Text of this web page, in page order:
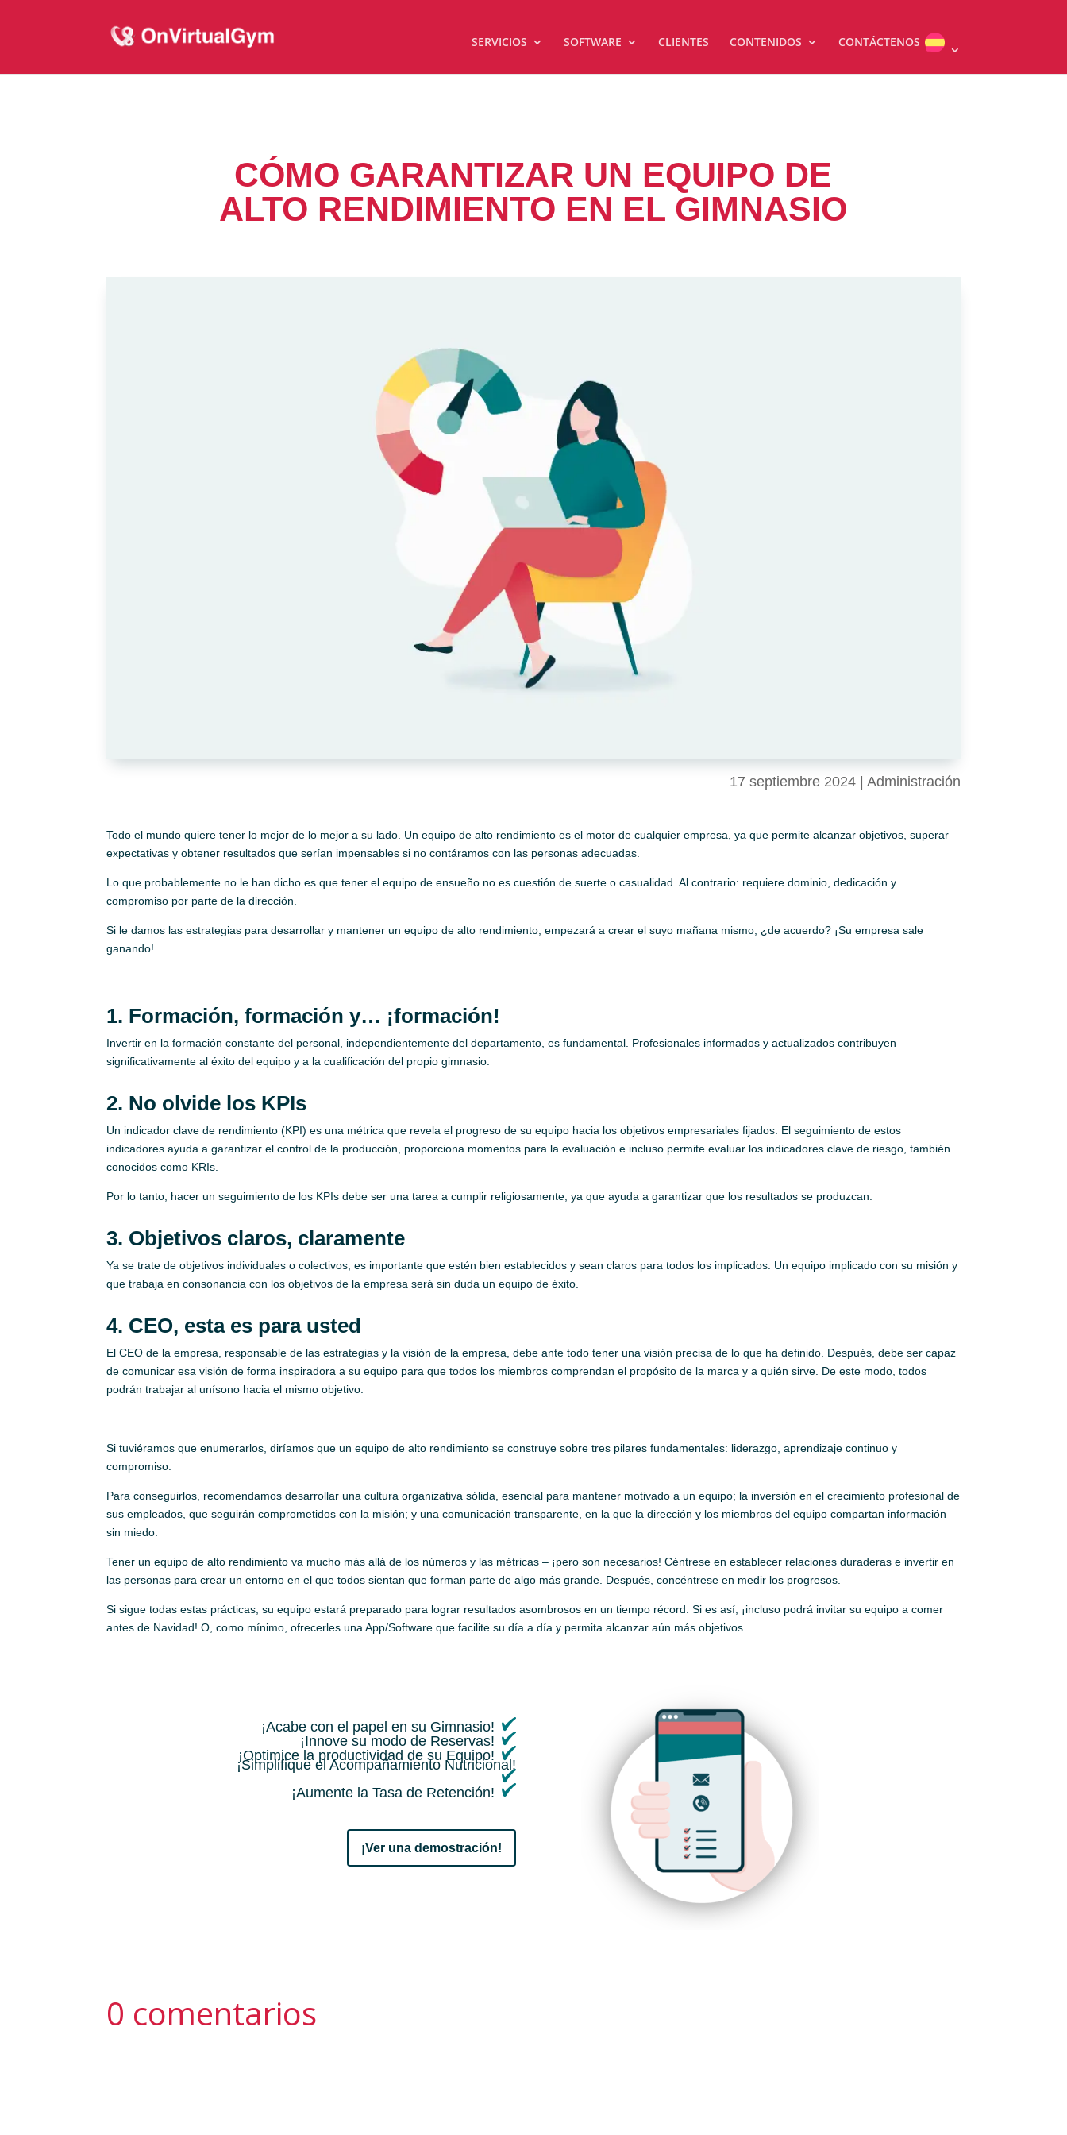
SERVICIOS SOFTWARE CLIENTES CONTENIDOS CONTÁCTENOS
CÓMO GARANTIZAR UN EQUIPO DE
ALTO RENDIMIENTO EN EL GIMNASIO
17 septiembre 2024| Administración
Todo el mundo quiere tener lo mejor de lo mejor a su lado. Un equipo de alto rendimiento es el motor de cualquier empresa, ya que permite alcanzar objetivos, superar
expectativas y obtener resultados que serían impensables si no contáramos con las personas adecuadas.
Lo que probablemente no le han dicho es que tener el equipo de ensueño no es cuestión de suerte o casualidad. Al contrario: requiere dominio, dedicación y
compromiso por parte de la dirección.
Si le damos las estrategias para desarrollar y mantener un equipo de alto rendimiento, empezará a crear el suyo mañana mismo, ¿de acuerdo? ¡Su empresa sale
ganando!
1. Formación, formación y… ¡formación!
Invertir en la formación constante del personal, independientemente del departamento, es fundamental. Profesionales informados y actualizados contribuyen
significativamente al éxito del equipo y a la cualificación del propio gimnasio.
2. No olvide los KPIs
Un indicador clave de rendimiento (KPI) es una métrica que revela el progreso de su equipo hacia los objetivos empresariales fijados. El seguimiento de estos
indicadores ayuda a garantizar el control de la producción, proporciona momentos para la evaluación e incluso permite evaluar los indicadores clave de riesgo, también
conocidos como KRIs.
Por lo tanto, hacer un seguimiento de los KPIs debe ser una tarea a cumplir religiosamente, ya que ayuda a garantizar que los resultados se produzcan.
3. Objetivos claros, claramente
Ya se trate de objetivos individuales o colectivos, es importante que estén bien establecidos y sean claros para todos los implicados. Un equipo implicado con su misión y
que trabaja en consonancia con los objetivos de la empresa será sin duda un equipo de éxito.
4. CEO, esta es para usted
El CEO de la empresa, responsable de las estrategias y la visión de la empresa, debe ante todo tener una visión precisa de lo que ha definido. Después, debe ser capaz
de comunicar esa visión de forma inspiradora a su equipo para que todos los miembros comprendan el propósito de la marca y a quién sirve. De este modo, todos
podrán trabajar al unísono hacia el mismo objetivo.
Si tuviéramos que enumerarlos, diríamos que un equipo de alto rendimiento se construye sobre tres pilares fundamentales: liderazgo, aprendizaje continuo y
compromiso.
Para conseguirlos, recomendamos desarrollar una cultura organizativa sólida, esencial para mantener motivado a un equipo; la inversión en el crecimiento profesional de
sus empleados, que seguirán comprometidos con la misión; y una comunicación transparente, en la que la dirección y los miembros del equipo compartan información
sin miedo.
Tener un equipo de alto rendimiento va mucho más allá de los números y las métricas – ¡pero son necesarios! Céntrese en establecer relaciones duraderas e invertir en
las personas para crear un entorno en el que todos sientan que forman parte de algo más grande. Después, concéntrese en medir los progresos.
Si sigue todas estas prácticas, su equipo estará preparado para lograr resultados asombrosos en un tiempo récord. Si es así, ¡incluso podrá invitar su equipo a comer
antes de Navidad! O, como mínimo, ofrecerles una App/Software que facilite su día a día y permita alcanzar aún más objetivos.
¡Acabe con el papel en su Gimnasio!
¡Innove su modo de Reservas!
¡Optimice la productividad de su Equipo!
¡Simplifique el Acompañamiento Nutricional!
¡Aumente la Tasa de Retención!
¡Ver una demostración!
0 comentarios